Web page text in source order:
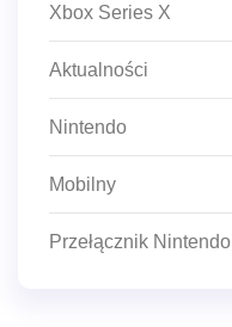
Xbox Series X
Aktualności
Nintendo
Mobilny
Przełącznik Nintendo